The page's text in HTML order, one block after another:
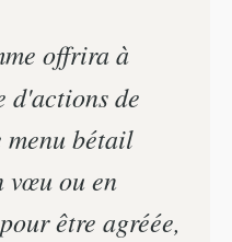
offrira à
d'actions de
menu bétail
vœu ou en
être agréée,